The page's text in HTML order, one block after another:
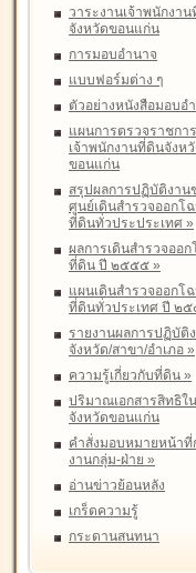
วาระงานเจ้าพนักงา
จังหวัดขอนแก่น
การมอบอำนาจ
แบบฟอร์มต่าง ๆ
ตัวอย่างหนังสือมอบอ
แผนการตรวจราชกา
เจ้าพนักงานที่ดินจังห
ขอนแก่น
สรุปผลการปฏิบัติงาน
ศูนย์เดินสำรวจออกโ
ที่ดินทั่วประประเทศ »
ผลการเดินสำรวจออ
ที่ดิน ปี ๒๕๕๕ »
แผนเดินสำรวจออกโ
ที่ดินทั่วประเทศ ปี ๒
รายงานผลการปฏิบัติ
จังหวัด/สาขา/อำเภอ »
ความรู้เกี่ยวกับที่ดิน »
ปริมาณเอกสารสิทธิใ
จังหวัดขอนแก่น
คำสั่งมอบหมายหน้าที่
งานกลุ่ม-ฝ่าย »
อ่านข่าวย้อนหลัง
เกร็ดความรู้
กระดานสนทนา